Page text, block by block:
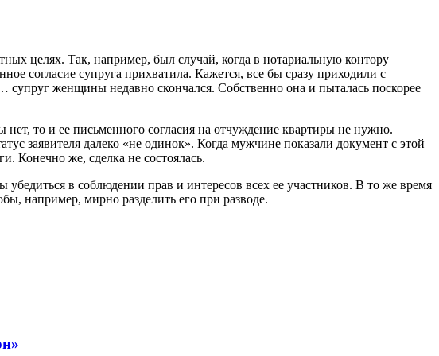
целях. Так, например, был случай, когда в нотариальную контору
согласие супруга прихватила. Кажется, все бы сразу приходили с
женщины недавно скончался. Собственно она и пыталась поскорее
то и ее письменного согласия на отчуждение квартиры не нужно.
заявителя далеко «не одинок». Когда мужчине показали документ с этой
Конечно же, сделка не состоялась.
в соблюдении прав и интересов всех ее участников. В то же время
например, мирно разделить его при разводе.